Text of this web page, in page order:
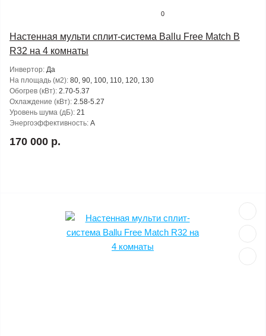
0
Настенная мульти сплит-система Ballu Free Match B
R32 на 4 комнаты
Инвертор: Да
На площадь (м2): 80, 90, 100, 110, 120, 130
Обогрев (кВт): 2.70-5.37
Охлаждение (кВт): 2.58-5.27
Уровень шума (дБ): 21
Энергоэффективность: A
170 000 р.